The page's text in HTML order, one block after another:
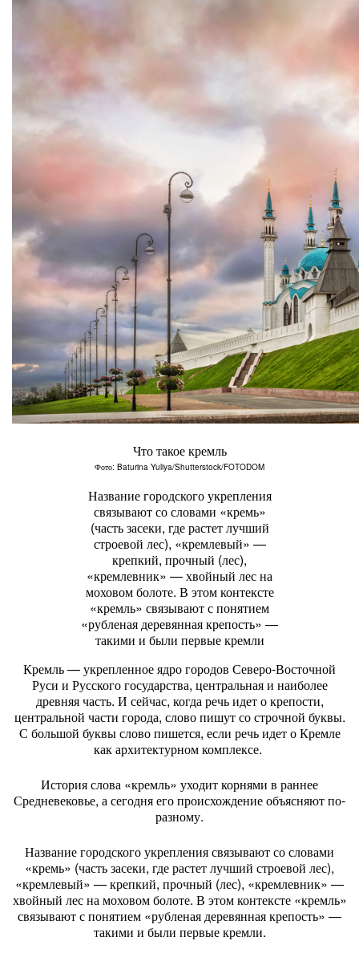
Что такое кремль
Фото: Baturina Yuliya/Shutterstock/FOTODOM
Название городского укрепления
связывают со словами «кремь»
(часть засеки, где растет лучший
строевой лес), «кремлевый» —
крепкий, прочный (лес),
«кремлевник» — хвойный лес на
моховом болоте. В этом контексте
«кремль» связывают с понятием
«рубленая деревянная крепость» —
такими и были первые кремли
Кремль — укрепленное ядро городов Северо-Восточной
Руси и Русского государства, центральная и наиболее
древняя часть. И сейчас, когда речь идет о крепости,
центральной части города, слово пишут со строчной буквы.
С большой буквы слово пишется, если речь идет о Кремле
как архитектурном комплексе.
История слова «кремль» уходит корнями в раннее
Средневековье, а сегодня его происхождение объясняют по-
разному.
Название городского укрепления связывают со словами
«кремь» (часть засеки, где растет лучший строевой лес),
«кремлевый» — крепкий, прочный (лес), «кремлевник» —
хвойный лес на моховом болоте. В этом контексте «кремль»
связывают с понятием «рубленая деревянная крепость» —
такими и были первые кремли.